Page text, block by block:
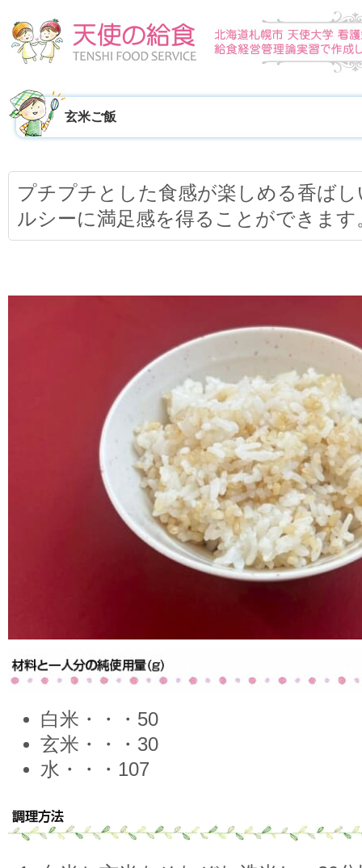
玄米ご飯
プチプチとした食感が楽しめる香ば
ルシーに満足感を得ることができます
白米・・・50
玄米・・・30
水・・・107